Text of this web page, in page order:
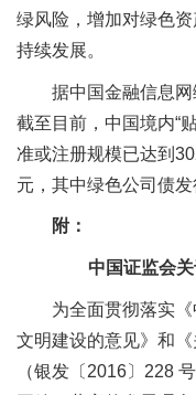
绿风险，增加对绿色
持续发展。
据中国金融信息
截至目前，中国境内“
准或注册规模已达到
元，其中绿色公司债发
附：
中国证监会
为全面贯彻落实
文明建设的意见》和
（银发〔2016〕228